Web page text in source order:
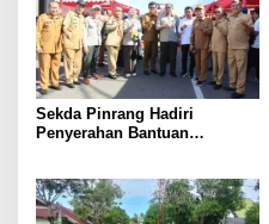
Sekda Pinrang Hadiri
Penyerahan Bantuan